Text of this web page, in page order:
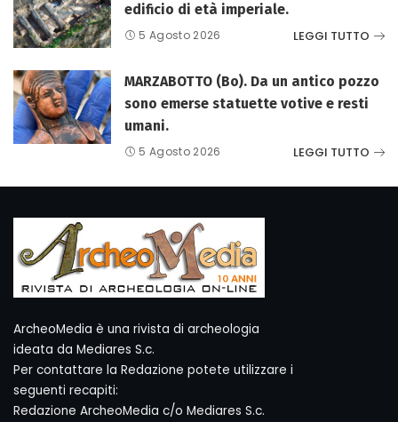
edificio di età imperiale.
5 Agosto 2026 LEGGI TUTTO
MARZABOTTO (Bo). Da un antico pozzo
sono emerse statuette votive e resti
umani.
5 Agosto 2026 LEGGI TUTTO
ArcheoMedia è una rivista di archeologia
ideata da Mediares S.c.
Per contattare la Redazione potete utilizzare i
seguenti recapiti:
Redazione ArcheoMedia c/o Mediares S.c.